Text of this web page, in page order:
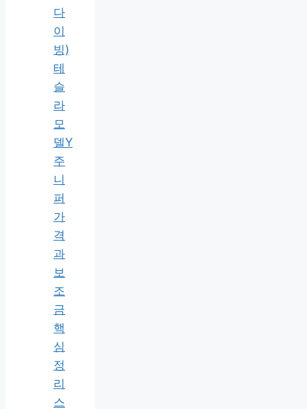
다
이
빙)
테
슬
라
모
델Y
주
니
퍼
가
격
과
보
조
금
핵
심
정
리
스